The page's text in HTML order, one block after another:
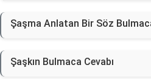
Şaşma Anlatan Bir Söz
Şaşkın Bulmaca Cevabı